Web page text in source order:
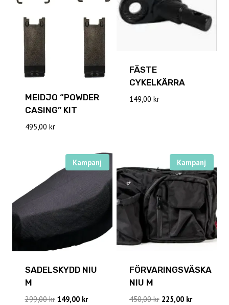
MEIDJO “POWDER
CASING” KIT
495,00 kr
FÄSTE
CYKELKÄRRA
149,00 kr
Kampanj
SADELSKYDD NIU
M
299,00kr Det
149,00 krDet
Kampanj
FÖRVARINGSVÄSKA
NIU M
450,00kr Det
225,00 krDet